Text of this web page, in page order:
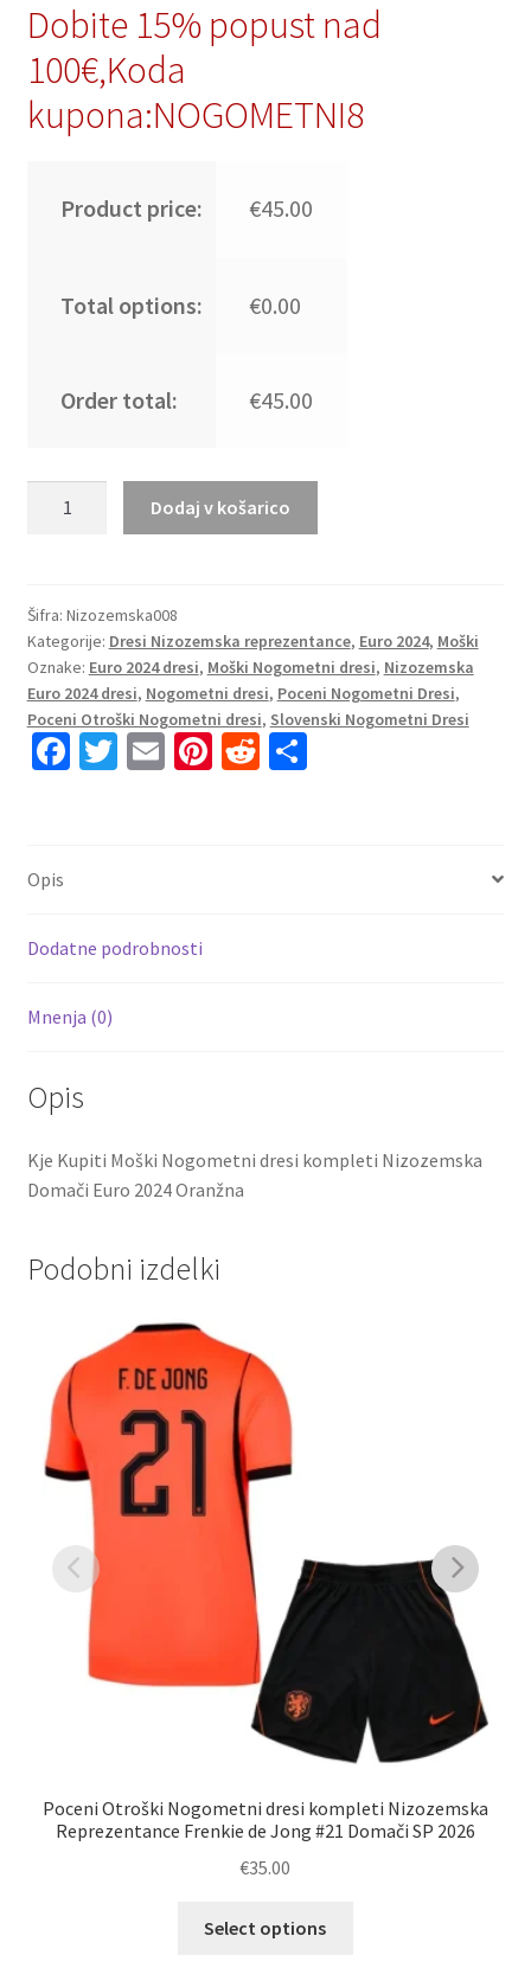
Dobite 15% popust nad
100€,Koda
kupona:NOGOMETNI8
Product price: €45.00
Total options: €0.00
Order total: €45.00
dresi
kompleti
Nizozemska
Domači
Euro
2024
Dodaj v košarico
Šifra: Nizozemska008
Kategorije: Dresi Nizozemska reprezentance, Euro 2024, Moški
Oznake: Euro 2024 dresi, Moški Nogometni dresi, Nizozemska
Euro 2024 dresi, Nogometni dresi, Poceni Nogometni Dresi,
Poceni Otroški Nogometni dresi, Slovenski Nogometni Dresi
Fa
k
T E Pi R S
Opis
Dodatne podrobnosti
Mnenja (0)
Opis
Kje Kupiti Moški Nogometni dresi kompleti Nizozemska
Domači Euro 2024 Oranžna
Podobni izdelki
Poceni Otroški Nogometni dresi kompleti Nizozemska
Reprezentance Frenkie de Jong #21 Domači SP 2026
€35.00
Select options